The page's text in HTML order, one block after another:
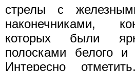
стрелы с
наконечниками,
которых были
полосками белого и
Интересно